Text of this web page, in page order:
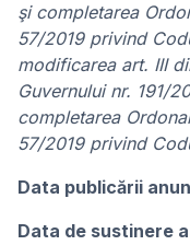
şi completarea
57/2019 privind
modificarea art. III
Guvernului nr. 191/
completarea
57/2019 privind
Data publicării
Data de sustinere